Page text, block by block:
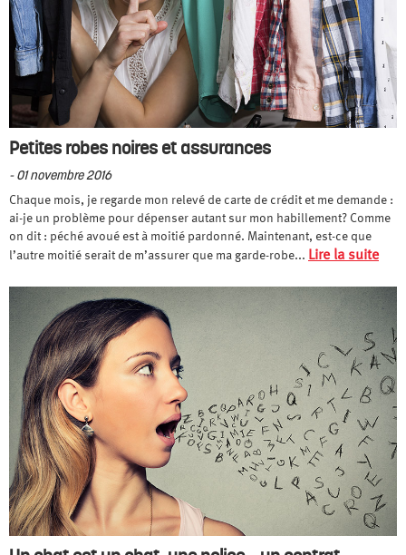
Petites robes noires et assurances
- 01 novembre 2016
Chaque mois, je regarde mon relevé de carte de crédit et me demande :
ai-je un problème pour dépenser autant sur mon habillement? Comme
on dit : péché avoué est à moitié pardonné. Maintenant, est-ce que
l’autre moitié serait de m’assurer que ma garde-robe... Lire la suite